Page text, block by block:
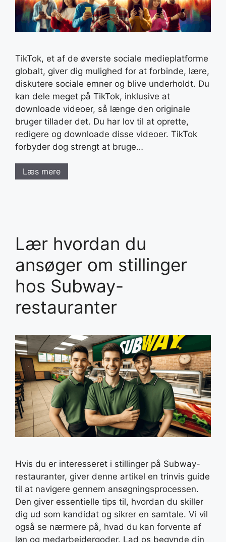
TikTok, et af de øverste sociale medieplatforme
globalt, giver dig mulighed for at forbinde, lære,
diskutere sociale emner og blive underholdt. Du
kan dele meget på TikTok, inklusive at
downloade videoer, så længe den originale
bruger tillader det. Du har lov til at oprette,
redigere og downloade disse videoer. TikTok
forbyder dog strengt at bruge…
Læs mere
Lær hvordan du
ansøger om stillinger
hos Subway-
restauranter
Hvis du er interesseret i stillinger på Subway-
restauranter, giver denne artikel en trinvis guide
til at navigere gennem ansøgningsprocessen.
Den giver essentielle tips til, hvordan du skiller
dig ud som kandidat og sikrer en samtale. Vi vil
også se nærmere på, hvad du kan forvente af
løn og medarbejdergoder. Lad os begynde din